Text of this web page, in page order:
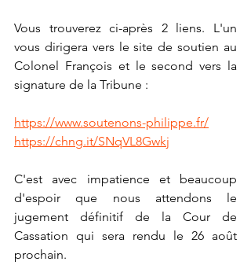
Vous trouverez ci-après 2 liens. L'un
vous dirigera vers le site de soutien au
Colonel François et le second vers la
signature de la Tribune :
https://www.soutenons-philippe.fr/
https://chng.it/SNqVL8Gwkj
C'est avec impatience et beaucoup
d'espoir que nous attendons le
jugement définitif de la Cour de
Cassation qui sera rendu le 26 août
prochain.